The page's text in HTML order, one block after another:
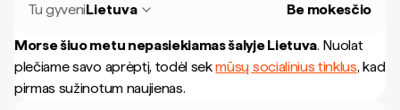
Tu gyveniLietuva Be mokesčio
Morse šiuo metu nepasiekiamas šalyjeLietuva. Nuolat
plečiame savo aprėptį, todėl sekmūsų socialinius tinklus, kad
pirmas sužinotum naujienas.